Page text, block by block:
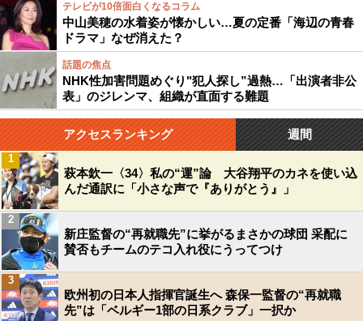
テレビが10倍面白くなるコラム
中山美穂の水着姿が懐かしい…夏の定番「海辺の青春
ドラマ」なぜ消えた？
話題の焦点
NHK性加害問題めぐり"犯人探し”過熱…「出演者非公
表」のジレンマ、組織が直面する難題
アクセスランキング 週間
萩本欽一〈34〉私の“運”論 大谷翔平のカネを使い込
んだ通訳に「小さな声で『ありがとう』」
1
新庄監督の“再就職先”に挙がるまさかの球団 采配に
賛否もチームのテコ入れ役にうってつけ
2
欧州初の日本人指揮官誕生へ 森保一監督の“再就職
先”は「ベルギー1部の日系クラブ」一択か
3